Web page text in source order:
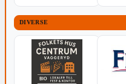
DIVERSE